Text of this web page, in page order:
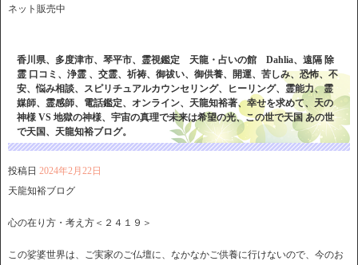
ネット販売中
香川県、多度津市、琴平市、霊視鑑定 天龍・占いの館 Dahlia、遠隔 除
霊 口コミ、浄霊 、交霊、祈祷、御祓い、御供養、開運、苦しみ、恐怖、不
安、悩み相談、スピリチュアルカウンセリング、ヒーリング、霊能力、霊
媒師、霊感師、電話鑑定、オンライン、天龍知裕著、幸せを求めて、天の
神様 VS 地獄の神様、宇宙の真理で未来は希望の光、この世で天国 あの世
で天国、天龍知裕ブログ。
投稿日 2024年2月22日
天龍知裕ブログ
心の在り方・考え方＜２４１９＞
この娑婆世界は、ご実家のご仏壇に、なかなかご供養に行けないので、今のお